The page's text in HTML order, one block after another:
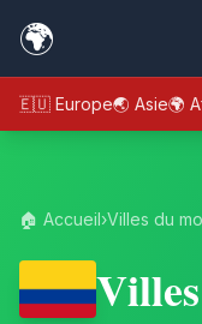
🌍
🇪🇺 Europe🌏 Asie🌍
🏠 Accueil›Villes du
Villes